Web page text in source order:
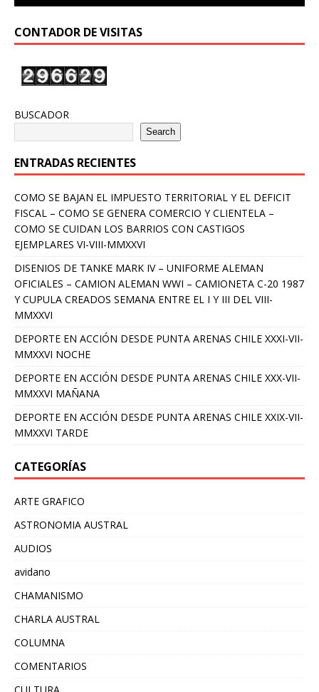
CONTADOR DE VISITAS
BUSCADOR
Search
ENTRADAS RECIENTES
COMO SE BAJAN EL IMPUESTO TERRITORIAL Y EL DEFICIT
FISCAL – COMO SE GENERA COMERCIO Y CLIENTELA –
COMO SE CUIDAN LOS BARRIOS CON CASTIGOS
EJEMPLARES VI-VIII-MMXXVI
DISENIOS DE TANKE MARK IV – UNIFORME ALEMAN
OFICIALES – CAMION ALEMAN WWI – CAMIONETA C-20 1987
Y CUPULA CREADOS SEMANA ENTRE EL I Y III DEL VIII-
MMXXVI
DEPORTE EN ACCIÓN DESDE PUNTA ARENAS CHILE XXXI-VII-
MMXXVI NOCHE
DEPORTE EN ACCIÓN DESDE PUNTA ARENAS CHILE XXX-VII-
MMXXVI MAÑANA
DEPORTE EN ACCIÓN DESDE PUNTA ARENAS CHILE XXIX-VII-
MMXXVI TARDE
CATEGORÍAS
ARTE GRAFICO
ASTRONOMIA AUSTRAL
AUDIOS
avidano
CHAMANISMO
CHARLA AUSTRAL
COLUMNA
COMENTARIOS